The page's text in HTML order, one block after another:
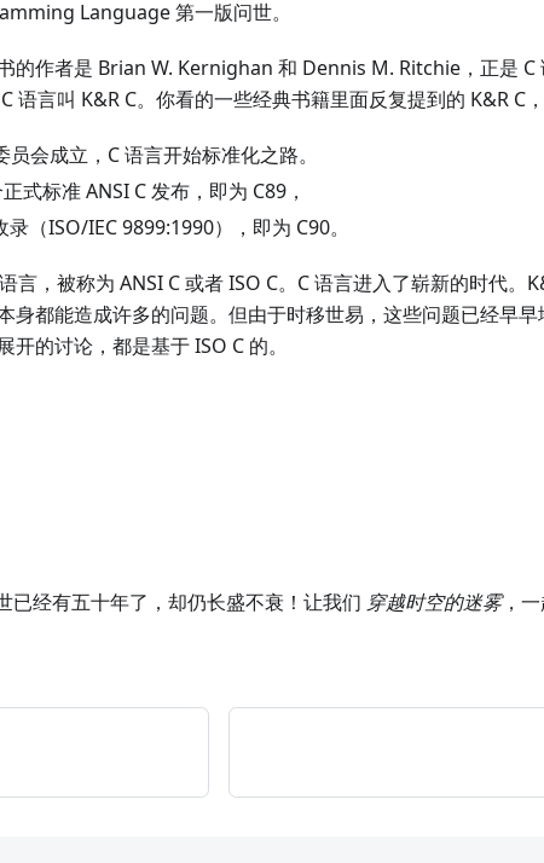
Language 第一版问世。
的作者是 Brian W. Kernighan 和 Dennis M. Ritchie，正是 C
语言叫 K&R C。你看的一些经典书籍里面反复提到的 K&R C，
员会成立，C 语言开始标准化之路。
式标准 ANSI C 发布，即为 C89，
（ISO/IEC 9899:1990），即为 C90。
言，被称为 ANSI C 或者 ISO C。C 语言进入了崭新的时代。
身都能造成许多的问题。但由于时移世易，这些问题已经早
的讨论，都是基于 ISO C 的。
已经有五十年了，却仍长盛不衰！让我们 穿越时空的迷雾，